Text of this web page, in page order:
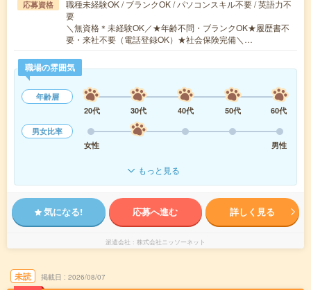
応募資格
職種未経験OK / ブランクOK / パソコンスキル不要 / 英語力不
要
＼無資格＊未経験OK／★年齢不問・ブランクOK★履歴書不
要・来社不要（電話登録OK）★社会保険完備＼…
職場の雰囲気
年齢層
20代
30代 40代 50代
60代
男女比率
女性
男性
もっと見る
気になる! 応募へ進む 詳しく見る
派遣会社 株式会社ニッソーネット
未読 掲載日 2026/08/07